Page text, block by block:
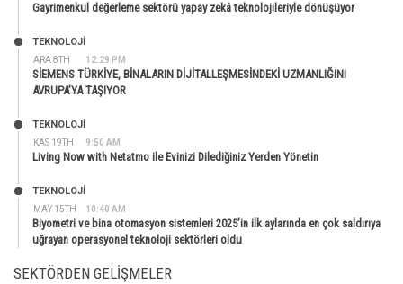
Gayrimenkul değerleme sektörü yapay zekâ teknolojileriyle dönüşüyor
ARA 8TH 12:29 PM
TEKNOLOJİ
SİEMENS TÜRKİYE, BİNALARIN DİJİTALLEŞMESİNDEKİ UZMANLIĞINI
AVRUPA’YA TAŞIYOR
KAS 19TH 9:50 AM
TEKNOLOJİ
Living Now with Netatmo ile Evinizi Dilediğiniz Yerden Yönetin
MAY 15TH 10:40 AM
TEKNOLOJİ
Biyometri ve bina otomasyon sistemleri 2025’in ilk aylarında en çok saldırıya
uğrayan operasyonel teknoloji sektörleri oldu
SEKTÖRDEN GELIŞMELER